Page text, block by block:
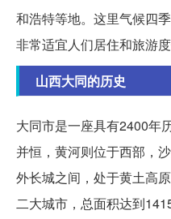
和浩特等地。这里气候四
非常适宜人们居住和旅游度
山西大同的历史
大同市是一座具有2400年
并恒，黄河则位于西部，
外长城之间，处于黄土高
二大城市，总面积达到